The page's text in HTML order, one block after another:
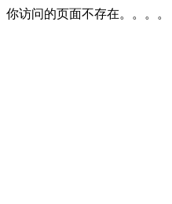
你访问的页面不存在。。。。